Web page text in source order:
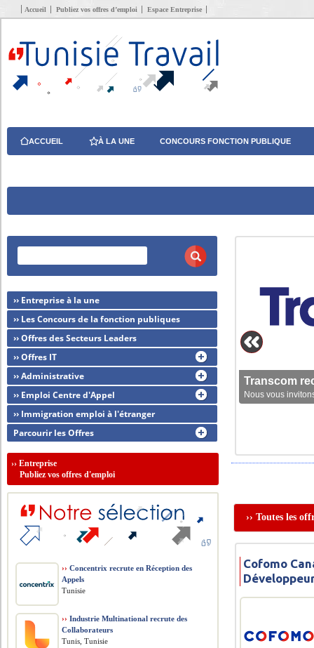
Accueil Publiez vos offres d’emploi Espace Entreprise
ACCUEIL À LA UNE CONCOURS FONCTION PUBLIQUE
Transcom
Nous vous
›› Toutes les
Cofomo
›› Entreprise à la une
›› Les Concours de la fonction publiques
›› Offres des Secteurs Leaders
›› Offres IT
›› Administrative
›› Emploi Centre d'Appel
›› Immigration emploi à l'étranger
Parcourir les Offres
››Entreprise
Publiez vos offres d'emploi
›› Concentrix recrute en Réception des
Appels
Tunisie
›› Industrie Multinational recrute des
Collaborateurs
Tunis, Tunisie